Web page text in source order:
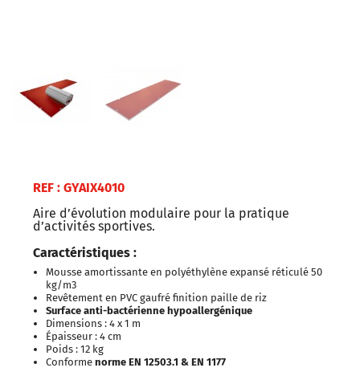
REF : GYAIX4010
Aire d’évolution modulaire pour la pratique
d’activités sportives.
Caractéristiques :
Mousse amortissante en polyéthylène expansé réticulé 50
kg/m3
Revêtement en PVC gaufré finition paille de riz
Surface anti-bactérienne hypoallergénique
Dimensions : 4 x 1 m
Épaisseur : 4 cm
Poids : 12 kg
Conforme norme EN 12503.1 & EN 1177